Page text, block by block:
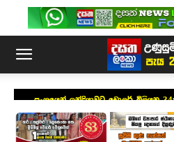
ප්‍රංශයෙන් ඉන්දියාවට ඩොලර් බිලියන